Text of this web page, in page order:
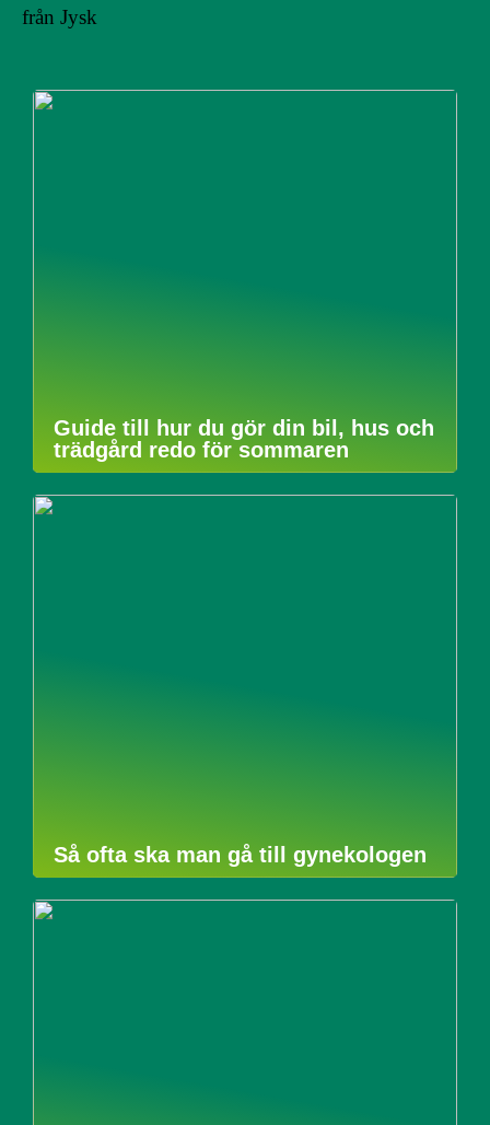
från Jysk
Guide till hur du gör din bil, hus och
trädgård redo för sommaren
Så ofta ska man gå till gynekologen